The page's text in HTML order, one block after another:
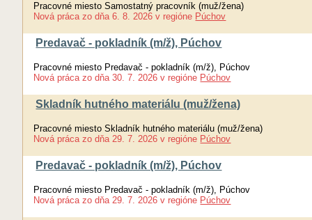
Pracovné miesto Samostatný pracovník (muž/žena)
Nová práca zo dňa 6. 8. 2026 v regióne Púchov
Predavač - pokladník (m/ž), Púchov
Pracovné miesto Predavač - pokladník (m/ž), Púchov
Nová práca zo dňa 30. 7. 2026 v regióne Púchov
Skladník hutného materiálu (muž/žena)
Pracovné miesto Skladník hutného materiálu (muž/žena)
Nová práca zo dňa 29. 7. 2026 v regióne Púchov
Predavač - pokladník (m/ž), Púchov
Pracovné miesto Predavač - pokladník (m/ž), Púchov
Nová práca zo dňa 29. 7. 2026 v regióne Púchov